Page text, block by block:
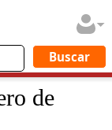
de